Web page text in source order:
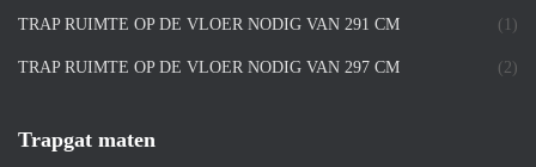
TRAP RUIMTE OP DE VLOER NODIG VAN 291 CM (1)
TRAP RUIMTE OP DE VLOER NODIG VAN 297 CM (2)
Trapgat maten